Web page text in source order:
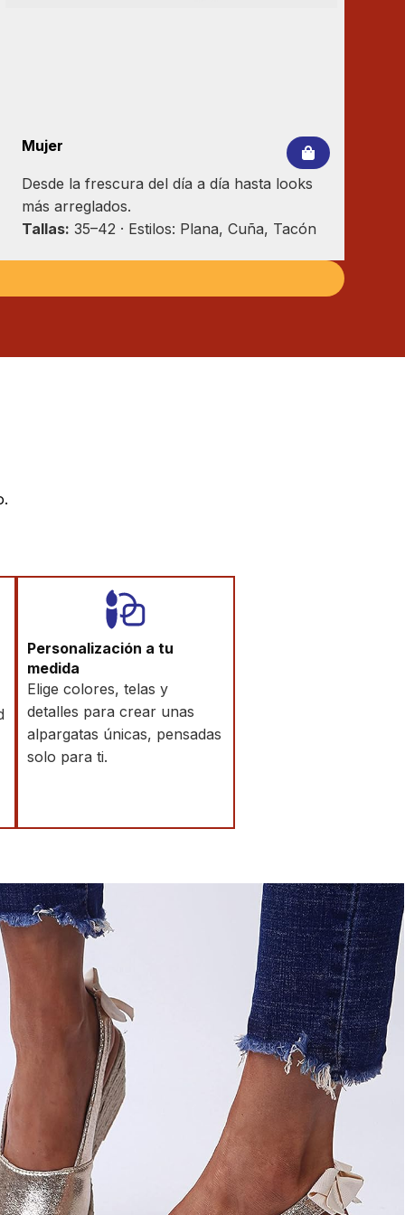
Mujer
Desde la frescura del día a día hasta looks
más arreglados.
Tallas: 35–42 · Estilos: Plana, Cuña, Tacón
Personalización a tu
medida
Elige colores, telas y
detalles para crear unas
alpargatas únicas, pensadas
solo para ti.